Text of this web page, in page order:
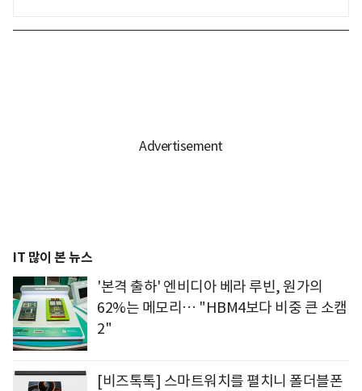
IT 많이 본 뉴스
'본격 출하' 엔비디아 베라 루빈, 원가의
62%는 메모리… "HBM4보다 비중 큰 소캠
2"
[비즈톡톡] 스마트워치를 펼치니 폴더블폰